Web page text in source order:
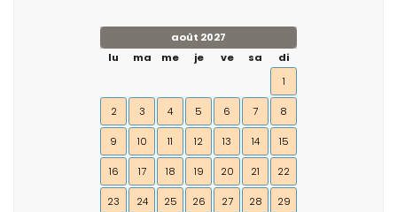
août 2027
lu
ma me je ve sa
di
1
2 3 4 5 6 7 8
9 10 11 12 13 14 15
16 17 18 19 20 21 22
23 24 25 26 27 28 29